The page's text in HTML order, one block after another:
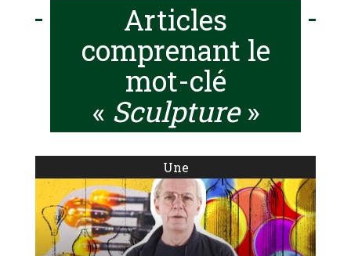
Articles
comprenant le
mot-clé
« Sculpture»
Une